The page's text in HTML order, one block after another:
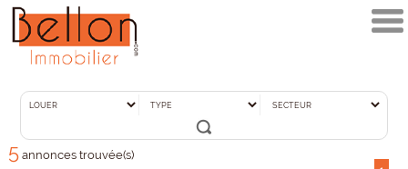
5annonces trouvée(s)